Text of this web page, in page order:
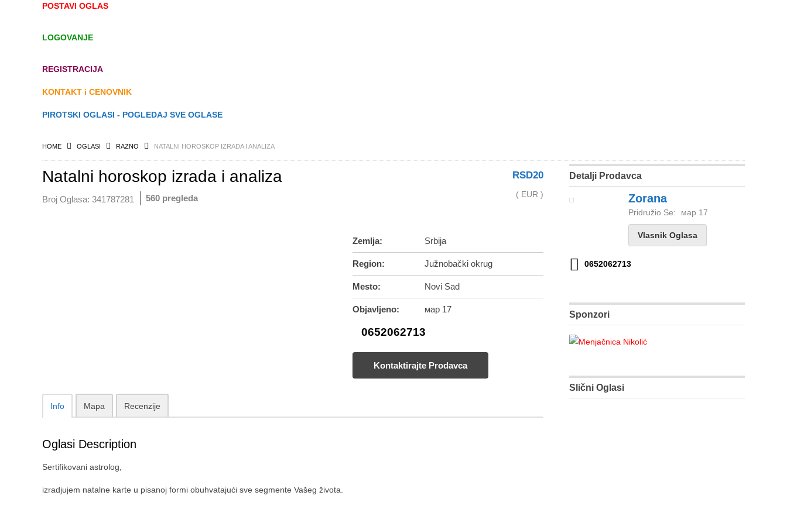
POSTAVI OGLAS
LOGOVANJE
REGISTRACIJA
KONTAKT i CENOVNIK
PIROTSKI OGLASI - POGLEDAJ SVE OGLASE
HOME OGLASI RAZNO NATALNI HOROSKOP IZRADA I ANALIZA
Natalni horoskop izrada i analiza
Broj Oglasa: 341787281 560 pregleda
RSD20
( EUR )
Zemlja: Srbija
Region: Južnobački okrug
Mesto: Novi Sad
Objavljeno: мар 17
0652062713
Kontaktirajte Prodavca
Info Mapa Recenzije
Oglasi Description
Sertifikovani astrolog,
izradjujem natalne karte u pisanoj formi obuhvatajući sve segmente Vašeg života.
Detalji Prodavca
Zorana
Pridružio Se: мар 17
Vlasnik Oglasa
0652062713
Sponzori
Slični Oglasi